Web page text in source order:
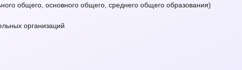
общего, основного общего, среднего общего образования)
организаций